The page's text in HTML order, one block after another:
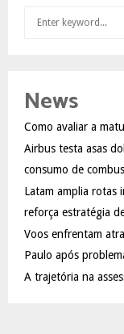
h
o
r
:
News
Como avaliar a
Airbus testa asas
consumo de
Latam amplia rotas
reforça estratégia
Voos enfrentam
Paulo após
A trajetória na